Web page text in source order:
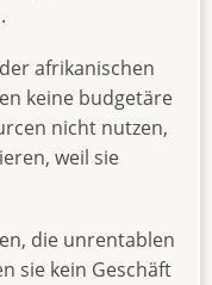
afrikanischen
keine budgetäre
nicht nutzen,
weil sie
die unrentablen
sie kein Geschäft